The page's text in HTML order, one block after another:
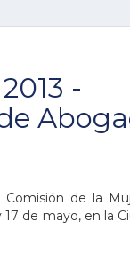
-
de la
de mayo, en la